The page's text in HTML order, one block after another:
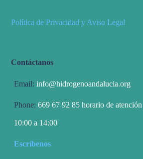
Política de Privacidad y Aviso Legal
Contáctanos
Email: info@hidrogenoandalucia.org
Phone:669 67 92 85 horario de
10:00 a 14:00
Escríbenos